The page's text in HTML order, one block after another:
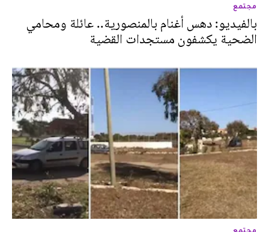
مجتمع
بالفيديو: دهس أغنام بالمنصورية.. عائلة ومحامي
الضحية يكشفون مستجدات القضية